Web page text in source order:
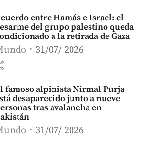
entre Hamás e Israel: el
del grupo palestino queda
a la retirada de Gaza
31/07/ 2026
famoso alpinista Nirmal Purja
desaparecido junto a nueve
tras avalancha en
31/07/ 2026